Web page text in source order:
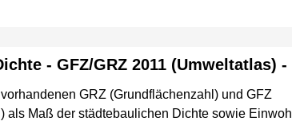
- GFZ/GRZ 2011 (Umweltatlas) -
GRZ (Grundflächenzahl) und GFZ
als Maß der städtebaulichen Dichte sowie